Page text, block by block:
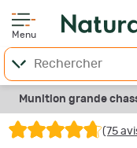
Menu
Munition grande
(75